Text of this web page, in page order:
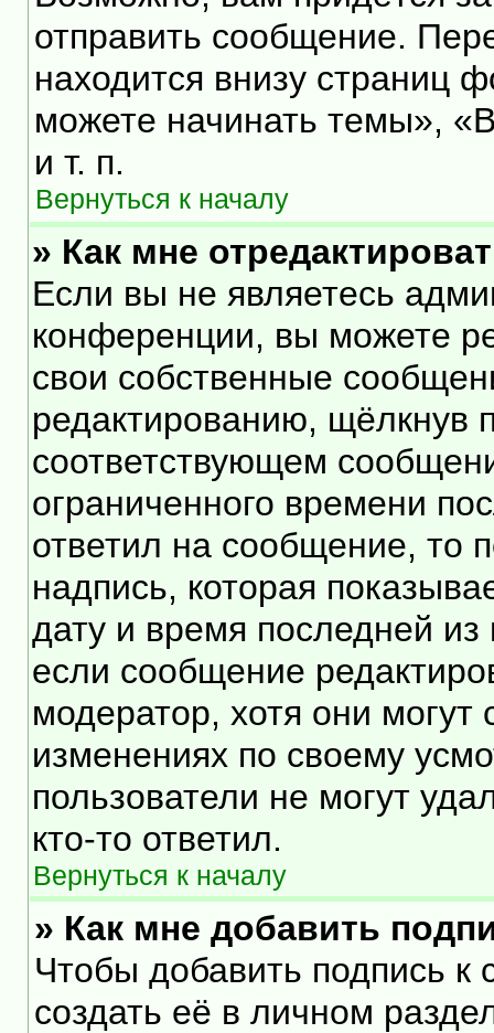
отправить сообщение.
находится внизу
можете начинать темы»,
и т. п.
Вернуться к началу
» Как мне
Если вы не являетесь
конференции, вы можете
свои собственные
редактированию, щёлкнув
соответствующем
ограниченного времени
ответил на сообщение, то
надпись, которая
дату и время последней
если сообщение
модератор, хотя они
изменениях по своему
пользователи не могут
кто-то ответил.
Вернуться к началу
» Как мне добавить
Чтобы добавить подпись
создать её в личном